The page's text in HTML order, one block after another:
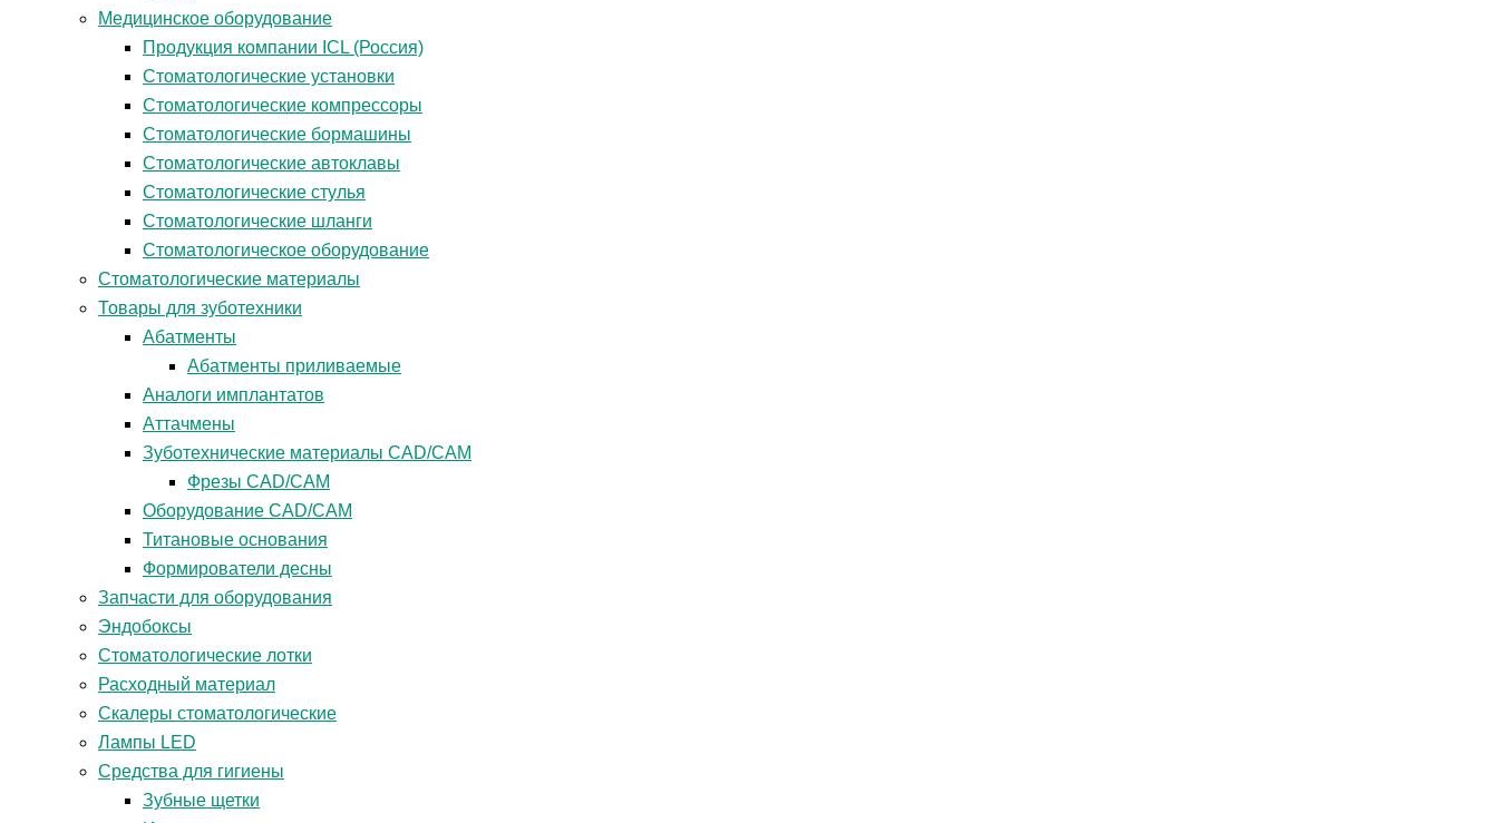
Медицинское оборудование
Продукция компании ICL (Россия)
Стоматологические установки
Стоматологические компрессоры
Стоматологические бормашины
Стоматологические автоклавы
Стоматологические стулья
Стоматологические шланги
Стоматологическое оборудование
Стоматологические материалы
Товары для зуботехники
Абатменты
Абатменты приливаемые
Аналоги имплантатов
Аттачмены
Зуботехнические материалы CAD/CAM
Фрезы CAD/CAM
Оборудование CAD/CAM
Титановые основания
Формирователи десны
Запчасти для оборудования
Эндобоксы
Стоматологические лотки
Расходный материал
Скалеры стоматологические
Лампы LED
Средства для гигиены
Зубные щетки